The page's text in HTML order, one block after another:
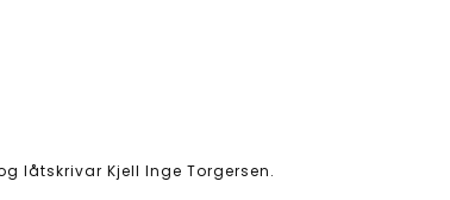
låtskrivar Kjell Inge Torgersen.